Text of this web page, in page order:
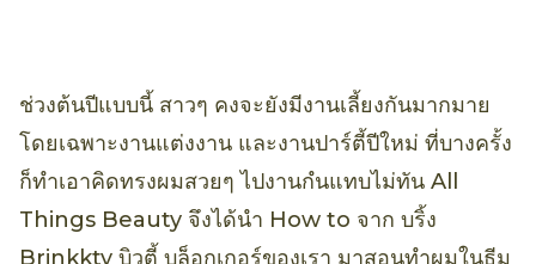
ช่วงต้นปีแบบนี้ สาวๆ คงจะยังมีงานเลี้ยงกันมากมาย
โดยเฉพาะงานแต่งงาน และงานปาร์ตี้ปีใหม่ ที่บางครั้ง
ก็ทำเอาคิดทรงผมสวยๆ ไปงานกํนแทบไม่ทัน All
Things Beauty จึงได้นำ How to จาก บริ้ง
Brinkkty บิวตี้ บล็อกเกอร์ของเรา มาสอนทำผมในธีม